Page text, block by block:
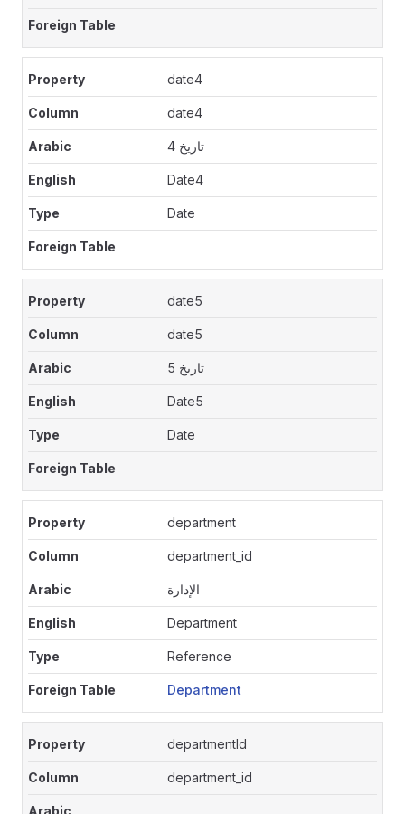
date4
date4
تاريخ 4
Date4
Date
date5
date5
تاريخ 5
Date5
Date
department
department_id
الإدارة
Department
Reference
Department
departmentId
department_id